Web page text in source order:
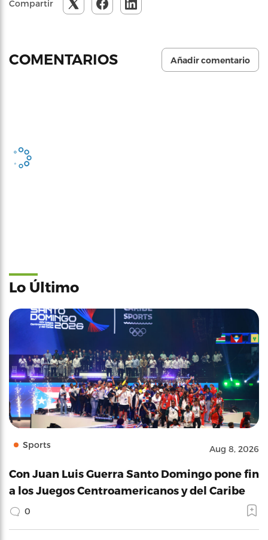
Compartir
COMENTARIOS Añadir comentario
Lo Último
Sports Aug 8, 2026
Con Juan Luis Guerra Santo Domingo pone fin
a los Juegos Centroamericanos y del Caribe
0